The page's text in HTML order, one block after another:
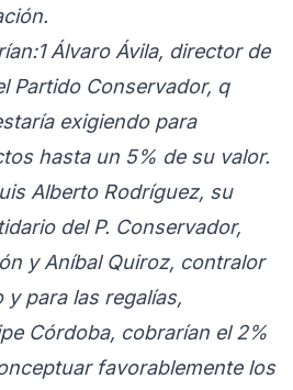
Álvaro Ávila, director de
Partido Conservador, q
exigiendo para
hasta un 5% de su valor.
Alberto Rodríguez, su
del P. Conservador,
y Aníbal Quiroz, contralor
para las regalías,
Córdoba, cobrarían el 2%
favorablemente los